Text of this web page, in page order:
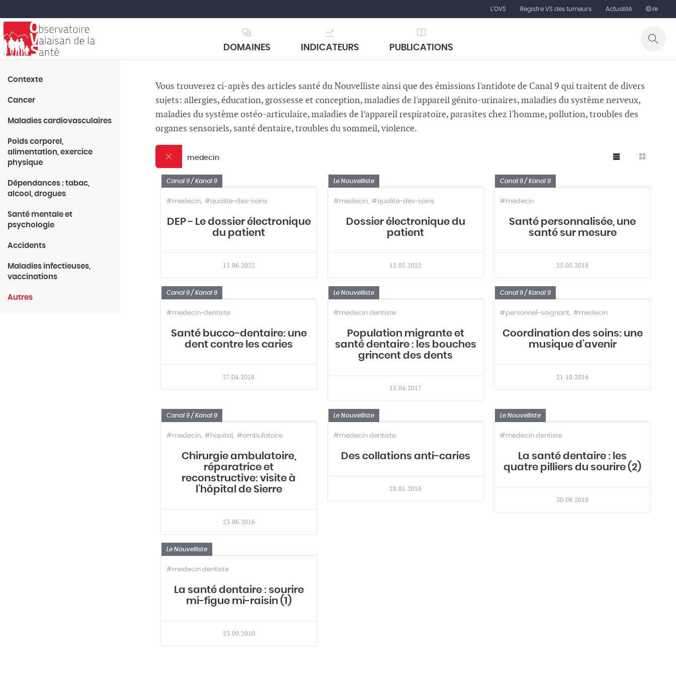
L'OVS Registre VS des tumeurs Actualité FR
DOMAINES INDICATEURS PUBLICATIONS
Contexte
Cancer
Maladies cardiovasculaires
Poids corporel,
alimentation, exercice
physique
Dépendances : tabac,
alcool, drogues
Santé mentale et
psychologie
Accidents
Maladies infectieuses,
vaccinations
Autres
Vous trouverez ci-après des articles santé du Nouvelliste ainsi que des émissions l'antidote de Canal 9 qui traitent de divers
sujets: allergies, éducation, grossesse et conception, maladies de l'appareil génito-urinaires, maladies du système nerveux,
maladies du système ostéo-articulaire, maladies de l’appareil respiratoire, parasites chez l'homme, pollution, troubles des
organes sensoriels, santé dentaire, troubles du sommeil, violence.
medecin
Canal 9 / Kanal 9
#medecin #qualite-des-soins
DEP - Le dossier électronique
du patient
15.06.2022
Le Nouvelliste
#medecin #qualite-des-soins
Dossier électronique du
patient
12.05.2022
Canal 9 / Kanal 9
#medecin
Santé personnalisée, une
santé sur mesure
25.05.2018
Canal 9 / Kanal 9
#medecin-dentiste
Santé bucco-dentaire: une
dent contre les caries
27.04.2018
Le Nouvelliste
#medecin dentiste
Population migrante et
santé dentaire : les bouches
grincent des dents
13.04.2017
Canal 9 / Kanal 9
#personnel-soignant #medecin
Coordination des soins: une
musique d’avenir
21.10.2016
Canal 9 / Kanal 9
#medecin #hopital #ambulatoire
Chirurgie ambulatoire,
réparatrice et
reconstructive: visite à
l’hôpital de Sierre
23.06.2016
Le Nouvelliste
#medecin dentiste
Des collations anti-caries
28.01.2016
Le Nouvelliste
#medecin dentiste
La santé dentaire : les
quatre pilliers du sourire (2)
30.09.2010
Le Nouvelliste
#medecin dentiste
La santé dentaire : sourire
mi-figue mi-raisin (1)
23.09.2010